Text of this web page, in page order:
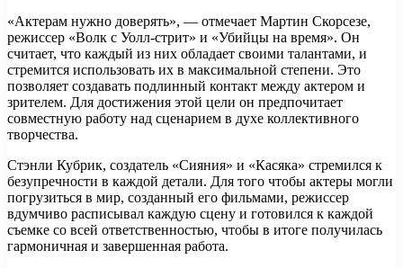
«Актерам нужно доверять», — отмечает Мартин Скорсезе,
режиссер «Волк с Уолл-стрит» и «Убийцы на время». Он
считает, что каждый из них обладает своими талантами, и
стремится использовать их в максимальной степени. Это
позволяет создавать подлинный контакт между актером и
зрителем. Для достижения этой цели он предпочитает
совместную работу над сценарием в духе коллективного
творчества.
Стэнли Кубрик, создатель «Сияния» и «Касяка» стремился к
безупречности в каждой детали. Для того чтобы актеры могли
погрузиться в мир, созданный его фильмами, режиссер
вдумчиво расписывал каждую сцену и готовился к каждой
съемке со всей ответственностью, чтобы в итоге получилась
гармоничная и завершенная работа.